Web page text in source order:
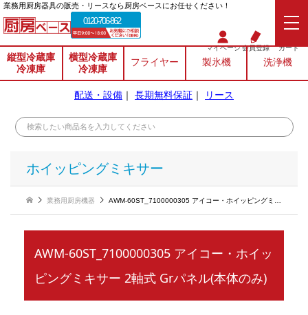
業務⽤厨房器具の販売・リースなら厨房ベースにお任せください！
0120-706-862
マイページ会員登録 カート
縦型冷蔵庫
冷凍庫
横型冷蔵庫
冷凍庫
フライヤー 製氷機 洗浄機
配送・設備 ｜ 長期無料保証 ｜ リース
ホイッピングミキサー
業務用厨房機器 AWM-60ST_7100000305 アイコー・ホイッピングミキサー 2軸式 Grパネル(本体のみ)
AWM-60ST_7100000305 アイコー・ホイッ
ピングミキサー 2軸式 Grパネル(本体のみ)